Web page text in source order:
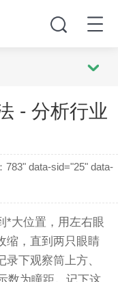
- 分析行业
783" data-sid="25" data-
*大位置，用左右眼
缩，直到两只眼睛
下观察筒上方、